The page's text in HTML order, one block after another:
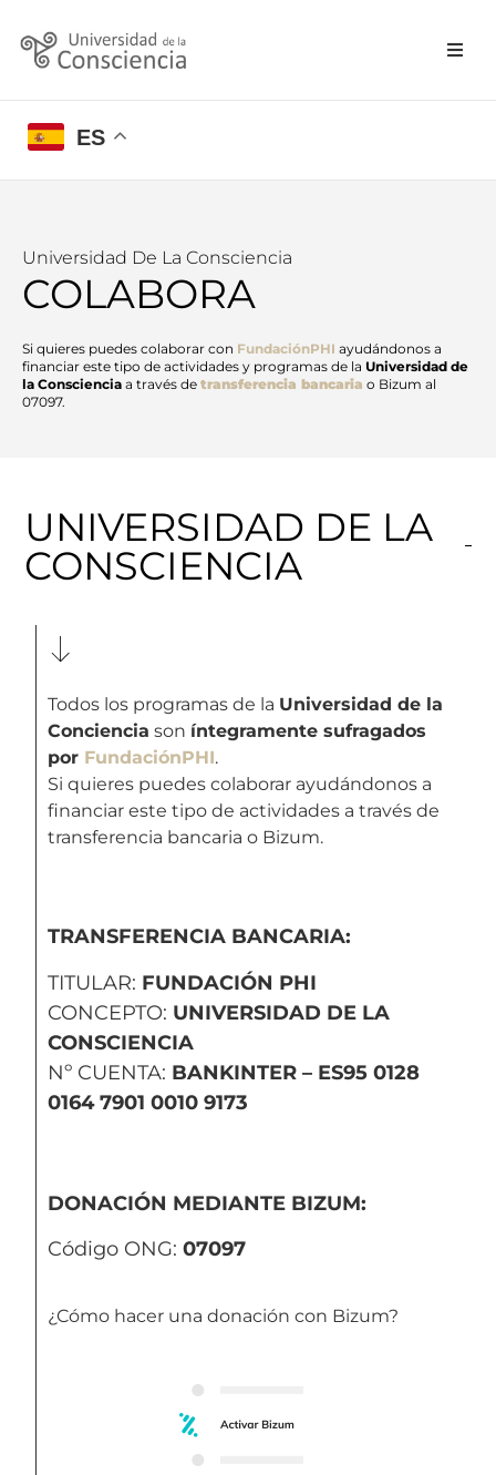
ES
Universidad De La Consciencia
COLABORA​
Si quieres puedes colaborar con FundaciónPHI ayudándonos a
financiar este tipo de actividades y programas de la Universidad de
la Consciencia a través de transferencia bancaria o Bizum al
07097.
UNIVERSIDAD DE LA
CONSCIENCIA
Todos los programas de la Universidad de la
Conciencia son íntegramente sufragados
por FundaciónPHI.
Si quieres puedes colaborar ayudándonos a
financiar este tipo de actividades a través de
transferencia bancaria o Bizum.
TRANSFERENCIA BANCARIA:
TITULAR: FUNDACIÓN PHI
CONCEPTO: UNIVERSIDAD DE LA
CONSCIENCIA
Nº CUENTA: BANKINTER – ES95 0128
0164 7901 0010 9173
DONACIÓN MEDIANTE BIZUM:
Código ONG:07097
¿Cómo hacer una donación con Bizum?